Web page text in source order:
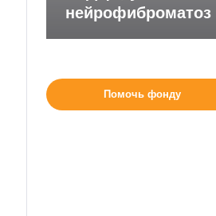
нейрофиброматоз
Помочь фонду